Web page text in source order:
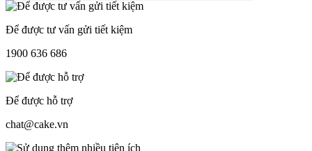
Để được tư vấn gửi tiết kiệm
1900 636 686
Để được hỗ trợ
chat@cake.vn